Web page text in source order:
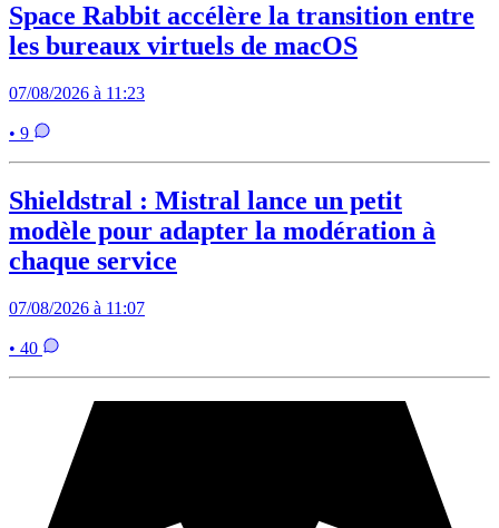
Space Rabbit accélère la transition entre
les bureaux virtuels de macOS
07/08/2026 à 11:23
• 9
Shieldstral : Mistral lance un petit
modèle pour adapter la modération à
chaque service
07/08/2026 à 11:07
• 40